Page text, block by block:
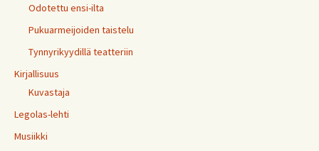
Odotettu ensi-ilta
Pukuarmeijoiden taistelu
Tynnyrikyydillä teatteriin
Kirjallisuus
Kuvastaja
Legolas-lehti
Musiikki